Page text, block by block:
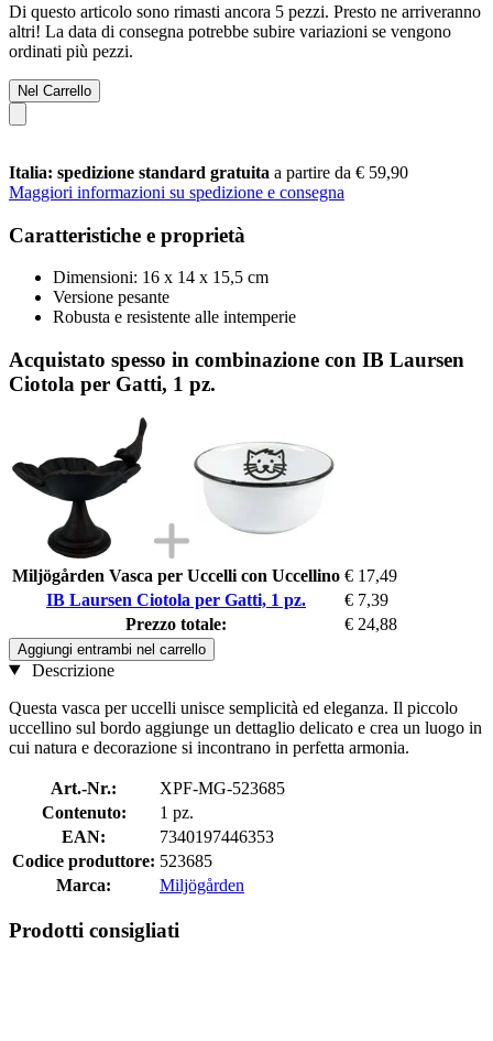
Di questo articolo sono rimasti ancora 5 pezzi. Presto ne arriveranno
altri! La data di consegna potrebbe subire variazioni se vengono
ordinati più pezzi.
Nel Carrello
Italia: spedizione standard gratuita a partire da € 59,90
Maggiori informazioni su spedizione e consegna
Caratteristiche e proprietà
Dimensioni: 16 x 14 x 15,5 cm
Versione pesante
Robusta e resistente alle intemperie
Acquistato spesso in combinazione con IB Laursen
Ciotola per Gatti, 1 pz.
Miljögården Vasca per Uccelli con Uccellino € 17,49
IB Laursen Ciotola per Gatti, 1 pz.
€ 7,39
Prezzo totale:
€ 24,88
Aggiungi entrambi nel carrello
Descrizione
Questa vasca per uccelli unisce semplicità ed eleganza. Il piccolo
uccellino sul bordo aggiunge un dettaglio delicato e crea un luogo in
cui natura e decorazione si incontrano in perfetta armonia.
Art.-Nr.:
XPF-MG-523685
Contenuto:
1 pz.
EAN:
7340197446353
Codice produttore: 523685
Marca:
Miljögården
Prodotti consigliati